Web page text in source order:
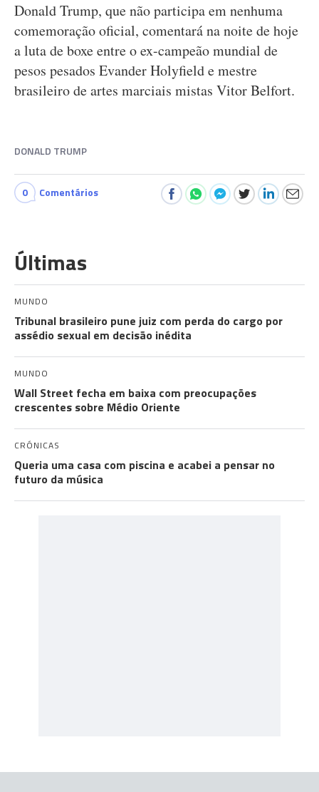
Donald Trump, que não participa em nenhuma
comemoração oficial, comentará na noite de hoje
a luta de boxe entre o ex-campeão mundial de
pesos pesados Evander Holyfield e mestre
brasileiro de artes marciais mistas Vitor Belfort.
DONALD TRUMP
0 Comentários
Últimas
MUNDO
Tribunal brasileiro pune juiz com perda do cargo por
assédio sexual em decisão inédita
MUNDO
Wall Street fecha em baixa com preocupações
crescentes sobre Médio Oriente
CRÓNICAS
Queria uma casa com piscina e acabei a pensar no
futuro da música